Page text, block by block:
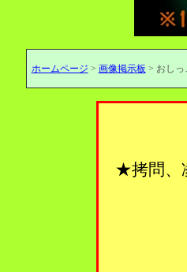
ホームページ > 画像掲示板 > おし
★拷問、